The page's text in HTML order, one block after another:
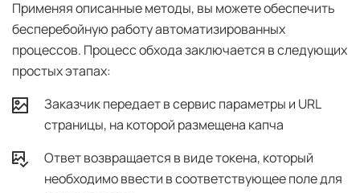
Применяя описанные методы, вы можете обеспечить
бесперебойную работу автоматизированных
процессов. Процесс обхода заключается в следующих
простых этапах:
Заказчик передает в сервис параметры и URL
страницы, на которой размещена капча
Ответ возвращается в виде токена, который
необходимо ввести в соответствующее поле для